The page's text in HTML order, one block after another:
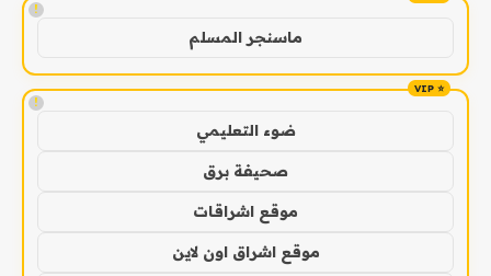
!
ماسنجر المسلم
!
ضوء التعليمي
صحيفة برق
موقع اشراقات
موقع اشراق اون لاين